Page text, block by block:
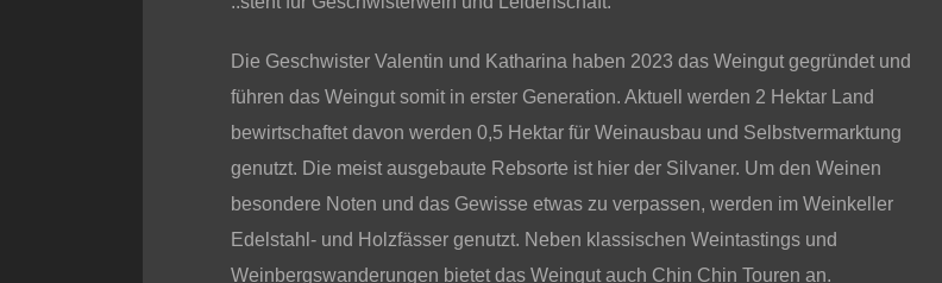
Die Geschwister Valentin und Katharina haben 2023 das Weingut gegründet und
führen das Weingut somit in erster Generation. Aktuell werden 2 Hektar Land
bewirtschaftet davon werden 0,5 Hektar für Weinausbau und Selbstvermarktung
genutzt. Die meist ausgebaute Rebsorte ist hier der Silvaner. Um den Weinen
besondere Noten und das Gewisse etwas zu verpassen, werden im Weinkeller
Edelstahl- und Holzfässer genutzt. Neben klassischen Weintastings und
Weinbergswanderungen bietet das Weingut auch Chin Chin Touren an.